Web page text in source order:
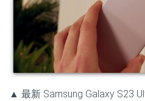
▲ 最新 Samsung Galaxy S23